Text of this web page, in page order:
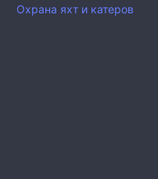
Охрана яхт и катеров